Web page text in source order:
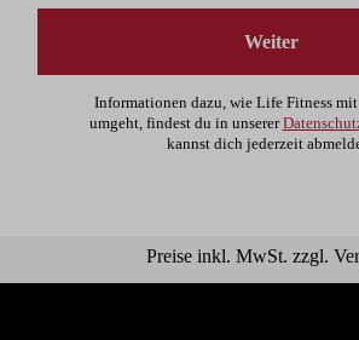
Weiter
Informationen dazu, wie Life Fitness
umgeht, findest du in unserer
kannst dich jederzeit
Preise inkl. MwSt. zzgl.